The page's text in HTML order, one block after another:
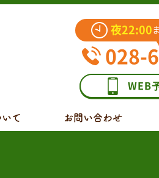
夜22:00
028-
WEB
て お問い合わせ